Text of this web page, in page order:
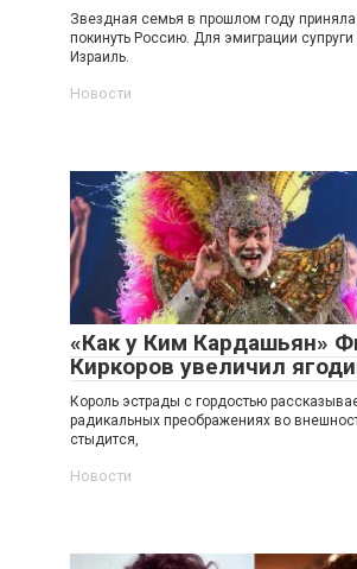
Звездная семья в прошлом году
покинуть Россию. Для эмиграции
Израиль.
Новости
«Как у Ким Кардашьян»
Киркоров увеличил
Король эстрады с гордостью
радикальных преображениях во
стыдится,
Новости